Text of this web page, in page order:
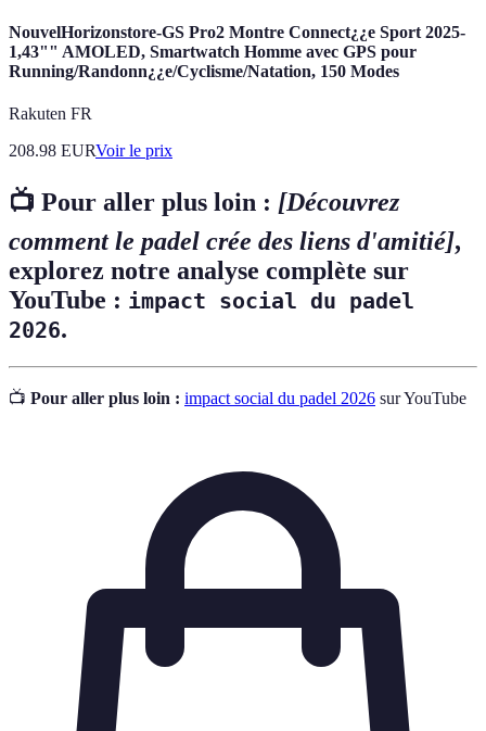
NouvelHorizonstore-GS Pro2 Montre Connect¿¿e Sport 2025-
1,43"" AMOLED, Smartwatch Homme avec GPS pour
Running/Randonn¿¿e/Cyclisme/Natation, 150 Modes
Rakuten FR
208.98 EURVoir le prix
📺 Pour aller plus loin : [Découvrez
comment le padel crée des liens d'amitié],
explorez notre analyse complète sur
YouTube : impact social du padel
2026.
📺 Pour aller plus loin : impact social du padel 2026 sur YouTube